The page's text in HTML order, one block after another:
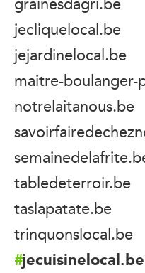
jecliquelocal.be
jejardinelocal.be
maitre-boulanger-
notrelaitanous.be
tabledeterroir.be
taslapatate.be
trinquonslocal.be
jecuisinelocal.be